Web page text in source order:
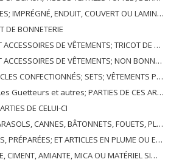
COUVERT OU LAMINÉ; ARTICLES TEXTILES D'UN TYPE ADAPTÉ À L'USAGE INDUSTRIEL
DE BONNETERIE
DE VÊTEMENTS; TRICOT DE BONNETERIE
DE VÊTEMENTS; NON BONNETERIE
SETS; VÊTEMENTS PORTÉS ET ARTICLES TEXTILES USÉS; RAGS
Guetteurs et autres; PARTIES DE CES ARTICLES
DE CELUI-CI
BÂTONNETS, FOUETS, PLANTES DE CONDUITE; ET LEURS PARTIES
ARTICLES EN PLUME OU EN BAS; FLEURS ARTIFICIELLES; ARTICLES DE CHEVEUX HUMAINS
AMIANTE, MICA OU MATÉRIEL SIMILAIRE; ARTICLES DE CELUI-CI